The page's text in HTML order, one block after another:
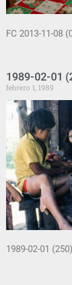
FC 2013-11-08
1989-02-01
febrero 1, 1989
1989-02-01